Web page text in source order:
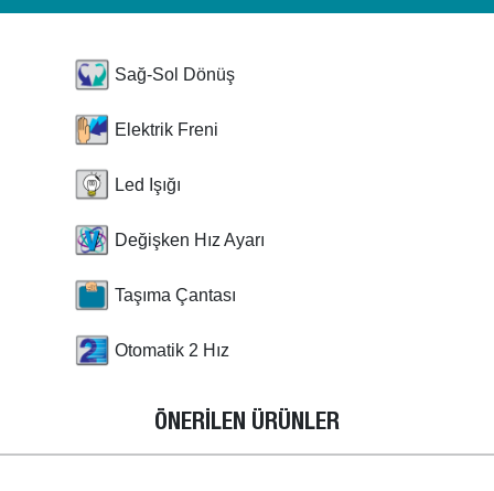
Sağ-Sol Dönüş
Elektrik Freni
Led Işığı
Değişken Hız Ayarı
Taşıma Çantası
Otomatik 2 Hız
ÖNERİLEN ÜRÜNLER